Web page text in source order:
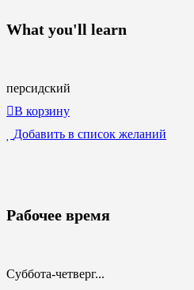
What you'll learn
персидский
В корзину
Добавить в список желаний
Рабочее время
Суббота-четверг...